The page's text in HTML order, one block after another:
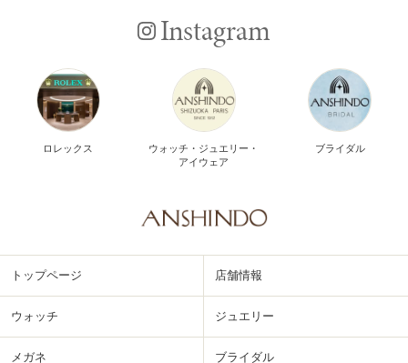
Instagram
ロレックス
ウォッチ・ジュエリー・
アイウェア
ブライダル
トップページ 店舗情報
ウォッチ ジュエリー
メガネ ブライダル